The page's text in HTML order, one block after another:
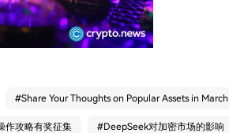
#Share Your Thoughts on Popular Assets in March
作攻略有奖征集 #DeepSeek对加密市场的影响